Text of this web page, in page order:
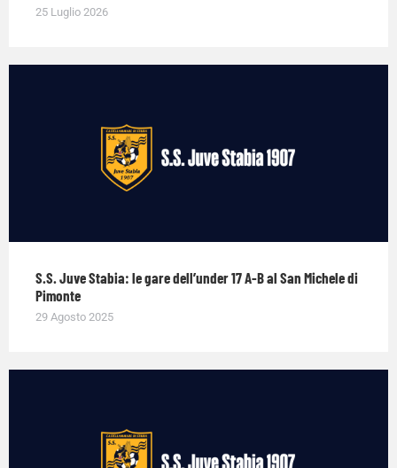
25 Luglio 2026
S.S. Juve Stabia: le gare dell’under 17 A-B al San Michele di
Pimonte
29 Agosto 2025